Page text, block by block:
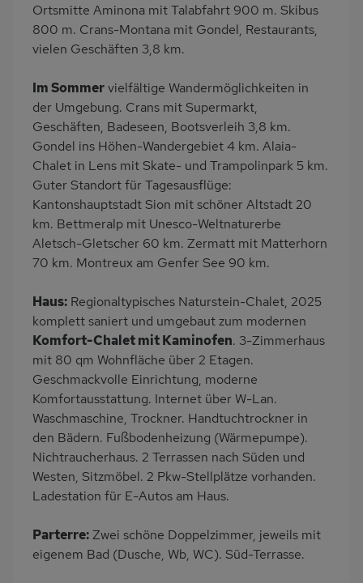
Backofen
Geschirrspülmaschine
Kühlschrank
Babybett
Kinderhochstuhl
Nichtraucher
Haustiere/Hund
verboten
Wb/WC
freistehend
Internet
Terrassenmöbel
Haartrockner
Zusätzliches Badezimmer
Induktionsherd
Kaffeemaschine
Bergblick
Bettwäsche mietbar
Handtücher mietbar
Ortsmitte Aminona mit Talabfahrt 900 m. Skibus
800 m. Crans-Montana mit Gondel, Restaurants,
vielen Geschäften 3,8 km.
Im Sommervielfältige Wandermöglichkeiten in
der Umgebung. Crans mit Supermarkt,
Geschäften, Badeseen, Bootsverleih 3,8 km.
Gondel ins Höhen-Wandergebiet 4 km. Alaia-
Chalet in Lens mit Skate- und Trampolinpark 5 km.
Guter Standort für Tagesausflüge:
Kantonshauptstadt Sion mit schöner Altstadt 20
km. Bettmeralp mit Unesco-Weltnaturerbe
Aletsch-Gletscher 60 km. Zermatt mit Matterhorn
70 km. Montreux am Genfer See 90 km.
Haus: Regionaltypisches Naturstein-Chalet, 2025
komplett saniert und umgebaut zum modernen
Komfort-Chalet mit Kaminofen. 3-Zimmerhaus
mit 80 qm Wohnfläche über 2 Etagen.
Geschmackvolle Einrichtung, moderne
Komfortausstattung. Internet über W-Lan.
Waschmaschine, Trockner. Handtuchtrockner in
den Bädern. Fußbodenheizung (Wärmepumpe).
Nichtraucherhaus. 2 Terrassen nach Süden und
Westen, Sitzmöbel. 2 Pkw-Stellplätze vorhanden.
Ladestation für E-Autos am Haus.
Parterre:Zwei schöne Doppelzimmer, jeweils mit
eigenem Bad (Dusche, Wb, WC). Süd-Terrasse.